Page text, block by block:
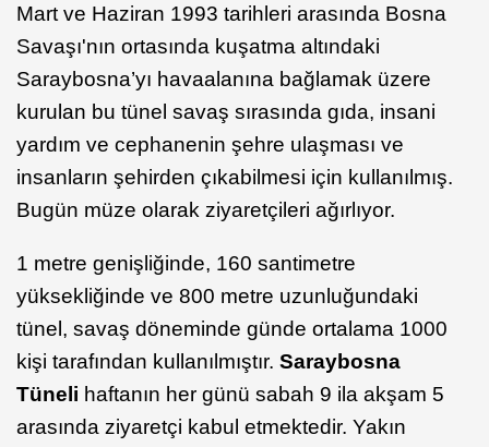
Mart ve Haziran 1993 tarihleri arasında Bosna
Savaşı'nın ortasında kuşatma altındaki
Saraybosna’yı havaalanına bağlamak üzere
kurulan bu tünel savaş sırasında gıda, insani
yardım ve cephanenin şehre ulaşması ve
insanların şehirden çıkabilmesi için kullanılmış.
Bugün müze olarak ziyaretçileri ağırlıyor.
1 metre genişliğinde, 160 santimetre
yüksekliğinde ve 800 metre uzunluğundaki
tünel, savaş döneminde günde ortalama 1000
kişi tarafından kullanılmıştır. Saraybosna
Tüneli haftanın her günü sabah 9 ila akşam 5
arasında ziyaretçi kabul etmektedir. Yakın